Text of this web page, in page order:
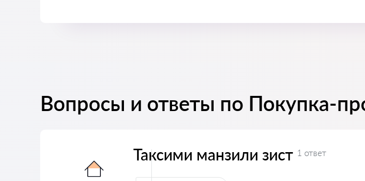
Вопросы и ответы по Покупка-
Таксими манзили зист 1 ответ